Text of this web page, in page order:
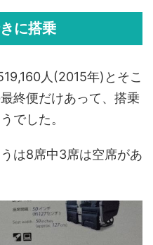
に搭乗
人(2015年)とそこ
終便だけあって、搭乗
でした。
は8席中3席は空席があ